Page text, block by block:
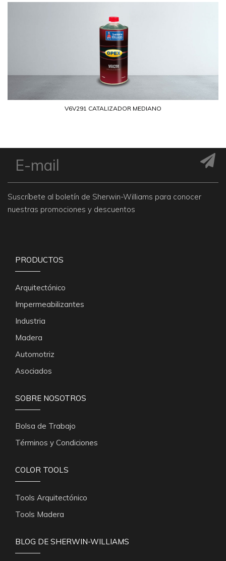
V6V291 CATALIZADOR MEDIANO
Suscríbete al boletín de Sherwin-Williams para conocer
nuestras promociones y descuentos
PRODUCTOS
Arquitectónico
Impermeabilizantes
Industria
Madera
Automotriz
Asociados
SOBRE NOSOTROS
Bolsa de Trabajo
Términos y Condiciones
COLOR TOOLS
Tools Arquitectónico
Tools Madera
BLOG DE SHERWIN-WILLIAMS